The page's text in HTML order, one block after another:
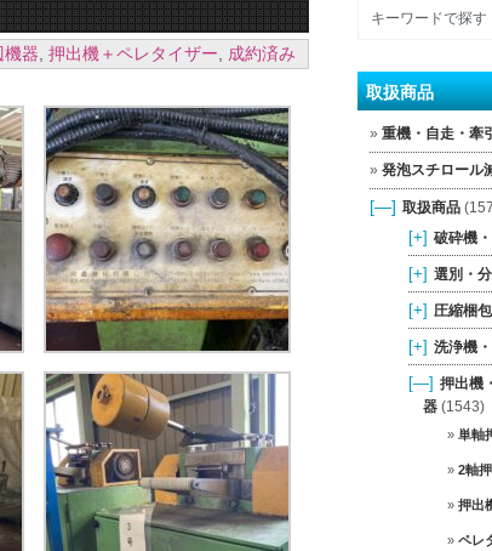
機器,押出機＋ペレタイザー, 成約済み
取扱商品
重機・自走・牽
発泡スチロール
[—] 取扱商品
[+] 破砕機
[+] 選別・
[+] 圧縮梱
[+] 洗浄機
[—] 押出機
器(1543)
単軸
2軸
押出
ペレ